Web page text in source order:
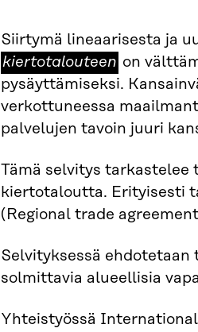
Siirtymä lineaarisesta ja
kiertotalouteen on
pysäyttämiseksi.
verkottuneessa
palvelujen tavoin juuri
Tämä selvitys tarkastelee
kiertotaloutta. Erityisesti
(Regional trade
Selvityksessä
solmittavia alueellisia
Yhteistyössä